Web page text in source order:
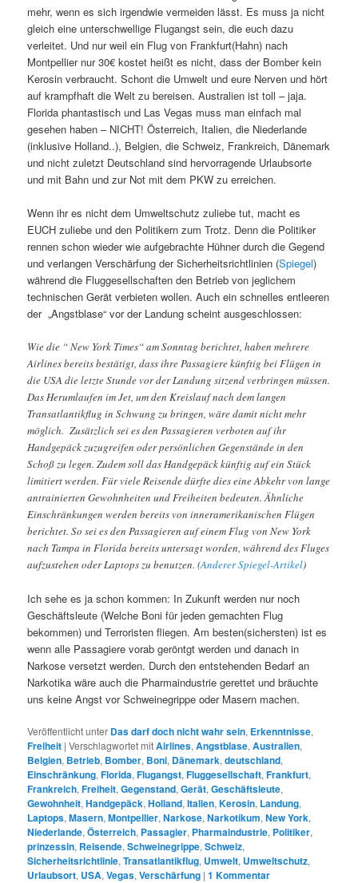
mehr, wenn es sich irgendwie vermeiden lässt. Es muss ja nicht
gleich eine unterschwellige Flugangst sein, die euch dazu
verleitet. Und nur weil ein Flug von Frankfurt(Hahn) nach
Montpellier nur 30€ kostet heißt es nicht, dass der Bomber kein
Kerosin verbraucht. Schont die Umwelt und eure Nerven und hört
auf krampfhaft die Welt zu bereisen. Australien ist toll – jaja.
Florida phantastisch und Las Vegas muss man einfach mal
gesehen haben – NICHT! Österreich, Italien, die Niederlande
(inklusive Holland..), Belgien, die Schweiz, Frankreich, Dänemark
und nicht zuletzt Deutschland sind hervorragende Urlaubsorte
und mit Bahn und zur Not mit dem PKW zu erreichen.
Wenn ihr es nicht dem Umweltschutz zuliebe tut, macht es
EUCH zuliebe und den Politikern zum Trotz. Denn die Politiker
rennen schon wieder wie aufgebrachte Hühner durch die Gegend
und verlangen Verschärfung der Sicherheitsrichtlinien (Spiegel)
während die Fluggesellschaften den Betrieb von jeglichem
technischen Gerät verbieten wollen. Auch ein schnelles entleeren
der „Angstblase“ vor der Landung scheint ausgeschlossen:
Wie die “ New York Times“ am Sonntag berichtet, haben mehrere
Airlines bereits bestätigt, dass ihre Passagiere künftig bei Flügen in
die USA die letzte Stunde vor der Landung sitzend verbringen müssen.
Das Herumlaufen im Jet, um den Kreislauf nach dem langen
Transatlantikflug in Schwung zu bringen, wäre damit nicht mehr
möglich. Zusätzlich sei es den Passagieren verboten auf ihr
Handgepäck zuzugreifen oder persönlichen Gegenstände in den
Schoß zu legen. Zudem soll das Handgepäck künftig auf ein Stück
limitiert werden. Für viele Reisende dürfte dies eine Abkehr von lange
antrainierten Gewohnheiten und Freiheiten bedeuten. Ähnliche
Einschränkungen werden bereits von inneramerikanischen Flügen
berichtet. So sei es den Passagieren auf einem Flug von New York
nach Tampa in Florida bereits untersagt worden, während des Fluges
aufzustehen oder Laptops zu benutzen. (Anderer Spiegel-Artikel)
Ich sehe es ja schon kommen: In Zukunft werden nur noch
Geschäftsleute (Welche Boni für jeden gemachten Flug
bekommen) und Terroristen fliegen. Am besten(sichersten) ist es
wenn alle Passagiere vorab geröntgt werden und danach in
Narkose versetzt werden. Durch den entstehenden Bedarf an
Narkotika wäre auch die Pharmaindustrie gerettet und bräuchte
uns keine Angst vor Schweinegrippe oder Masern machen.
Veröffentlicht unter Das darf doch nicht wahr sein, Erkenntnisse,
Freiheit |Verschlagwortet mitAirlines,Angstblase,Australien,
Belgien, Betrieb, Bomber, Boni, Dänemark,deutschland,
Einschränkung,Florida,Flugangst,Fluggesellschaft,Frankfurt,
Frankreich,Freiheit,Gegenstand,Gerät,Geschäftsleute,
Gewohnheit,Handgepäck,Holland,Italien,Kerosin, Landung,
Laptops,Masern,Montpellier,Narkose,Narkotikum,New York,
Niederlande,Österreich, Passagier, Pharmaindustrie, Politiker,
prinzessin, Reisende,Schweinegrippe,Schweiz,
Sicherheitsrichtlinie,Transatlantikflug, Umwelt, Umweltschutz,
Urlaubsort, USA,Vegas,Verschärfung |1 Kommentar